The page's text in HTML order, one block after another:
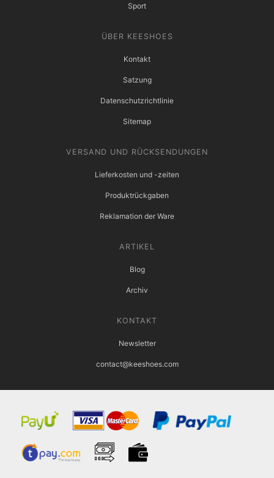
Sport
ÜBER KEESHOES
Kontakt
Satzung
Datenschutzrichtlinie
Sitemap
VERSAND UND RÜCKSENDUNGEN
Lieferkosten und -zeiten
Produktrückgaben
Reklamation der Ware
ARTIKEL
Blog
Archiv
KONTAKT
Newsletter
contact@keeshoes.com